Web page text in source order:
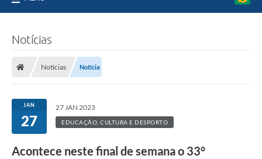
Notícias
Notícias Notícia
JAN
27
27 JAN 2023
EDUCAÇÃO, CULTURA E DESPORTO
Acontece neste final de semana o 33°